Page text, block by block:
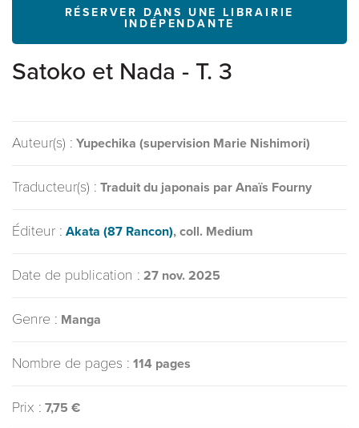
RÉSERVER DANS UNE LIBRAIRIE
INDÉPENDANTE
Satoko et Nada - T. 3
Auteur(s) : Yupechika (supervision Marie Nishimori)
Traducteur(s) : Traduit du japonais par Anaïs Fourny
Éditeur : Akata (87 Rancon), coll. Medium
Date de publication : 27 nov. 2025
Genre : Manga
Nombre de pages : 114 pages
Prix : 7,75 €